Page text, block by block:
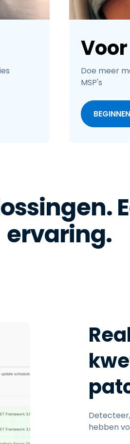
Voor
Doe meer
MSP's
BEGINNEN
ervaring.
hebben